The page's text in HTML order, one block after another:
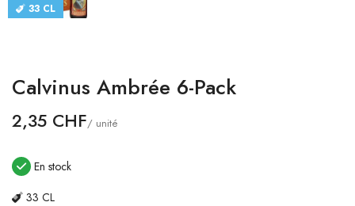
Devise
33 CL
Calvinus Ambrée 6-Pack
2,35 CHF/ unité
En stock
33 CL